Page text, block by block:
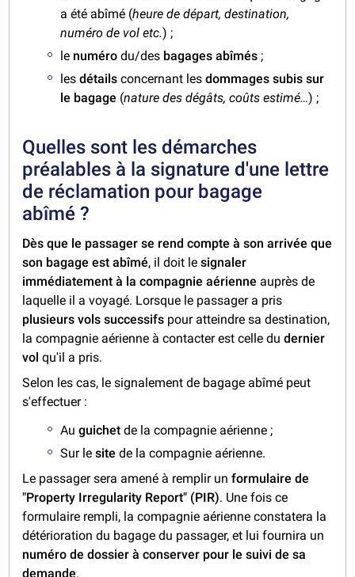
a été abîmé (heure de départ, destination,
numéro de vol etc.) ;
le numérodu/des bagages abîmés ;
lesdétails concernant lesdommages subis sur
le bagage (nature des dégâts, coûts estimé…) ;
Quelles sont les démarches
préalables à la signature d'une lettre
de réclamation pour bagage
abîmé ?
Dès que le passager se rend compte à son arrivée que
son bagage est abîmé, il doit lesignaler
immédiatement à la compagnie aérienne auprès de
laquelle il a voyagé. Lorsque le passager a pris
plusieurs vols successifs pour atteindre sa destination,
la compagnie aérienne à contacter est celle dudernier
vol qu'il a pris.
Selon les cas, le signalement de bagage abîmé peut
s'effectuer :
Auguichet de la compagnie aérienne ;
Sur lesite de la compagnie aérienne.
Le passager sera amené à remplir unformulaire de
"Property Irregularity Report" (PIR). Une fois ce
formulaire rempli, la compagnie aérienne constatera la
détérioration du bagage du passager, et lui fournira un
numéro de dossier à conserver pour le suivi de sa
demande.